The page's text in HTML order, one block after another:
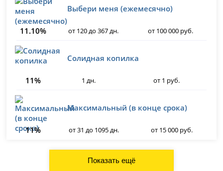
Выбери меня (ежемесячно)
11.10% от 120 до 367 дн. от 100 000 руб.
Солидная копилка
11% 1 дн. от 1 руб.
Максимальный (в конце срока)
11% от 31 до 1095 дн. от 15 000 руб.